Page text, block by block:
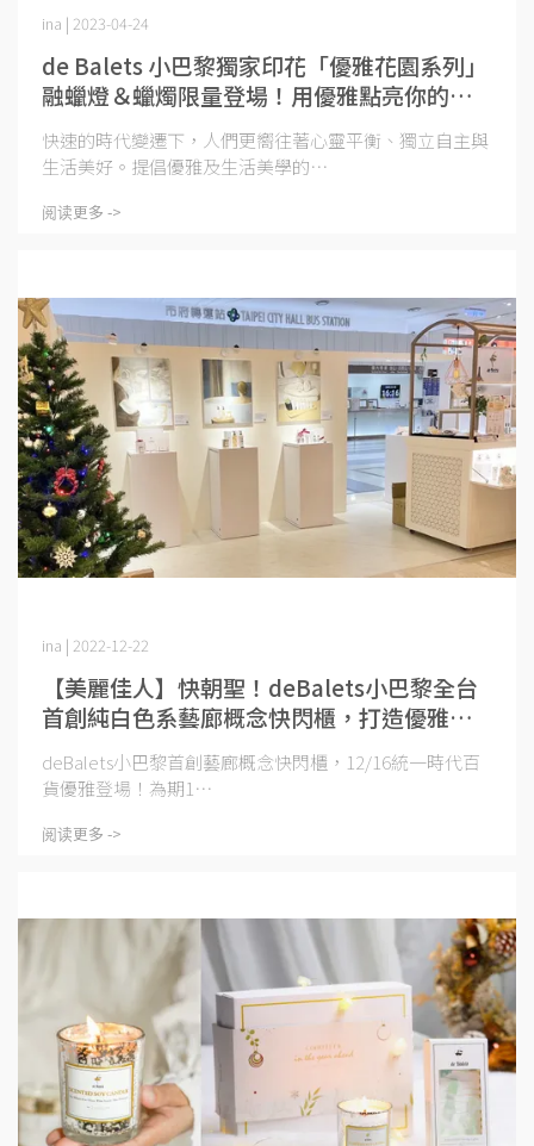
de Balets 小巴黎獨家印花「優雅花園系列」
融蠟燈＆蠟燭限量登場！用優雅點亮你的生
活儀式感
ina | 2023-04-24
快速的時代變遷下，人們更嚮往著心靈平衡、獨立自主與
生活美好。提倡優雅及生活美學的⋯
阅读更多 ->
【美麗佳人】快朝聖！deBalets小巴黎全台
首創純白色系藝廊概念快閃櫃，打造優雅感
官購物體驗
ina | 2022-12-22
deBalets小巴黎首創藝廊概念快閃櫃，12/16統一時代百
貨優雅登場！為期1⋯
阅读更多 ->